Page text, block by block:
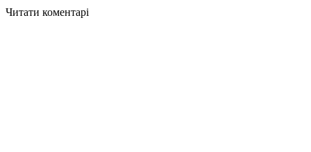
Читати коментарі